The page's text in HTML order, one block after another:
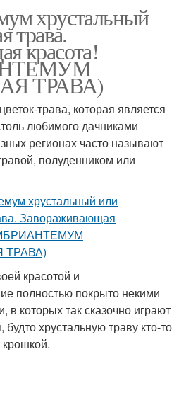
хрустальный
трава.
красота!
ТРАВА)
трава, которая является
любимого дачниками
регионах часто называют
полуденником или
красотой и
полностью покрыто некими
в которых так сказочно играют
будто хрустальную траву кто-то